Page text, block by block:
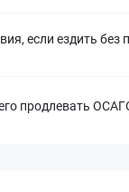
если ездить без
продлевать